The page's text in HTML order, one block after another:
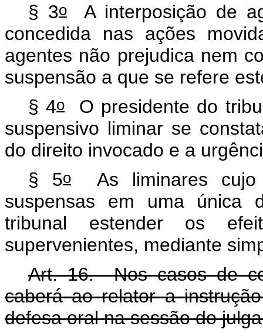
§ 3oA interposição de
concedida nas ações
agentes não prejudica nem
suspensão a que se refere
§ 4oO presidente do
suspensivo liminar se
do direito invocado e a
§ 5oAs liminares cujo
suspensas em uma única
tribunal estender os
supervenientes, mediante
Art. 16. Nos casos de
caberá ao relator a
defesa oral na sessão do